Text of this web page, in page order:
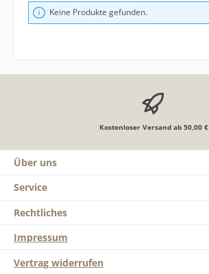
Keine Produkte gefunden.
Kostenloser Versand ab 50,00 €
Über uns
Service
Rechtliches
Impressum
Vertrag widerrufen